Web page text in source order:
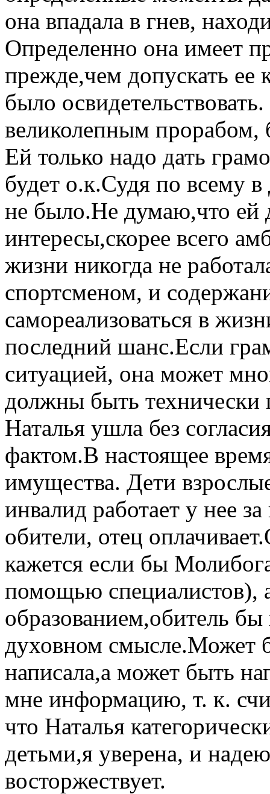
она впадала в гнев,
Определенно она имеет
прежде,чем допускать ее
было
великолепным прорабом,
Ей только надо дать
будет о.к.Судя по всему
не было.Не думаю,что ей
интересы,скорее всего
жизни никогда не
спортсменом, и
самореализоваться в
последний шанс.Если
ситуацией, она может
должны быть
Наталья ушла без
фактом.В настоящее
имущества. Дети
инвалид работает у нее
обители, отец
кажется если бы
помощью специалистов),
образованием,обитель
духовном смысле.Может
написала,а может быть
мне информацию, т. к.
что Наталья
детьми,я уверена, и
восторжествует.